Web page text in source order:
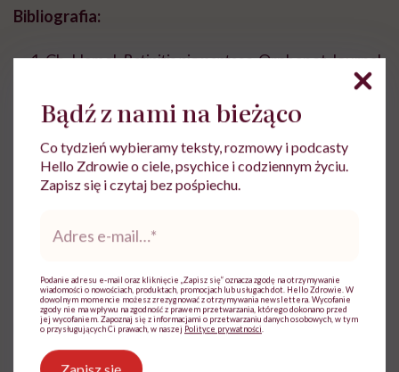
Bibliografia:
Ch. Hamel,Retinitis pigmentosa, Orphanet Journal
M. Misiuk-Hojło, J. Ciecierski ,Zwyrodnienie
barwnikowe siatkówki – współczesne możliwości
diagnostyki i leczenia , Ophthatherapy, vol. 2/Nr
4(8)/2015 (s. 258-262).
Patrycja Nawojowska
Od wielu lat zajmuje się tworzeniem treści z
zakresu szeroko pojętego zdrowia i
medycyny.
Bądź z nami na bieżąco
Co tydzień wybieramy teksty, rozmowy i podcasty
Hello Zdrowie o ciele, psychice i codziennym życiu.
Zapisz się i czytaj bez pośpiechu.
*
Podanie adresu e-mail oraz kliknięcie „Zapisz się” oznacza zgodę na otrzymywanie
wiadomości o nowościach, produktach, promocjach lub usługach dot. Hello Zdrowie. W
dowolnym momencie możesz zrezygnować z otrzymywania newslettera. Wycofanie
zgody nie ma wpływu na zgodność z prawem przetwarzania, którego dokonano przed
jej wycofaniem. Zapoznaj się z informacjami o przetwarzaniu danych osobowych, w tym
o przysługujących Ci prawach, w naszej Polityce prywatności
Zapisz się